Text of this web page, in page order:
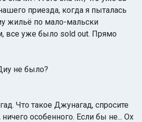
приезда, когда я пыталась
жильё по мало-мальски
все уже было sold out. Прямо
не было?
Что такое Джунагад, спросите
особенного. Если бы не... Ох